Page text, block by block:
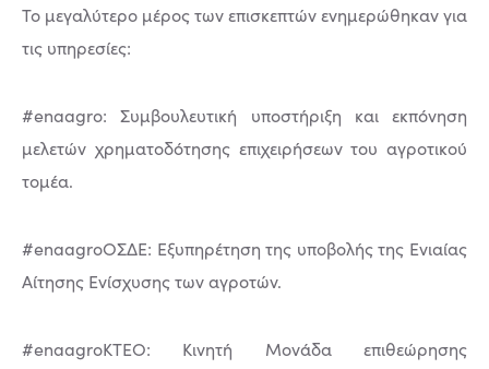
Το μεγαλύτερο μέρος των επισκεπτών ενημερώθηκαν για
τις υπηρεσίες:
#enaagro: Συμβουλευτική υποστήριξη και εκπόνηση
μελετών χρηματοδότησης επιχειρήσεων του αγροτικού
τομέα.
#enaagroΟΣΔΕ: Εξυπηρέτηση της υποβολής της Ενιαίας
Αίτησης Ενίσχυσης των αγροτών.
#enaagroKTEO: Κινητή Μονάδα επιθεώρησης